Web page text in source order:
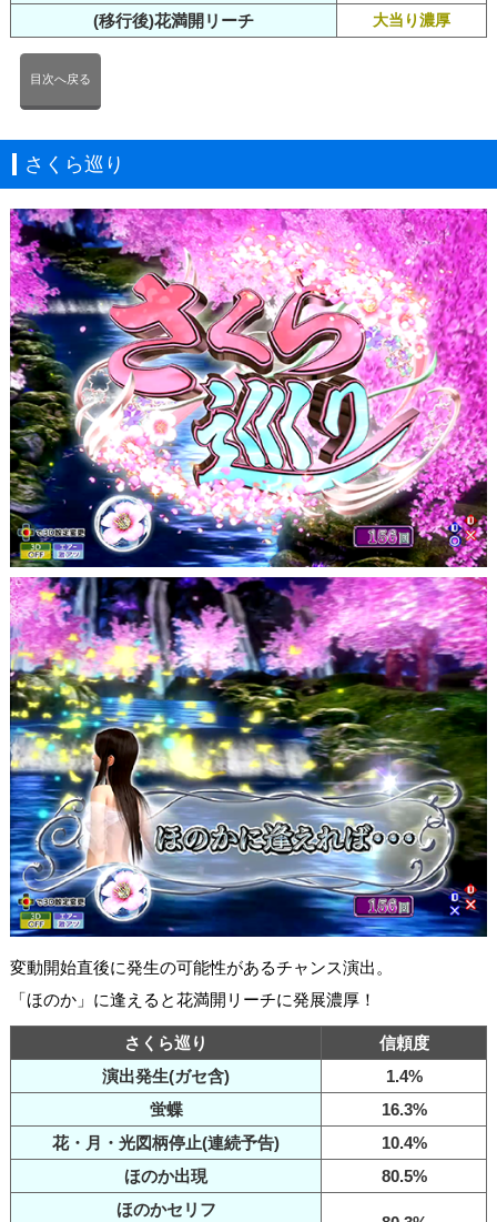
(移行後)花満開リーチ 大当り濃厚
目次へ戻る
さくら巡り
変動開始直後に発生の可能性があるチャンス演出。
「ほのか」に逢えると花満開リーチに発展濃厚！
さくら巡り
信頼度
演出発生(ガセ含)
1.4%
蛍蝶
16.3%
花・月・光図柄停止(連続予告)
10.4%
ほのか出現
80.5%
ほのかセリフ